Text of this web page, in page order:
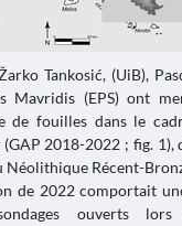
Tankosić, (UiB),
Mavridis (EPS) ont
de fouilles dans le
2018-2022 ; fig. 1),
Néolithique Récent-
de 2022 comportait
ouverts lors